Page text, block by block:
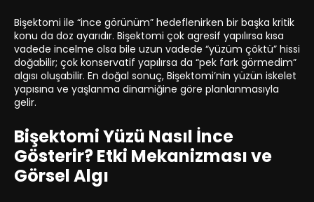
Bişektomi ile “ince görünüm” hedeflenirken bir başka kritik
konu da doz ayarıdır. Bişektomi çok agresif yapılırsa kısa
vadede incelme olsa bile uzun vadede “yüzüm çöktü” hissi
doğabilir; çok konservatif yapılırsa da “pek fark görmedim”
algısı oluşabilir. En doğal sonuç, Bişektomi’nin yüzün iskelet
yapısına ve yaşlanma dinamiğine göre planlanmasıyla
gelir.
Bişektomi Yüzü Nasıl İnce
Gösterir? Etki Mekanizması ve
Görsel Algı